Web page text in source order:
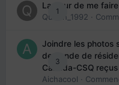
1
La peur de me
Queen_1992 ·
3
Joindre les photos
demande de
Canada-CSQ reçus
Aichacool ·